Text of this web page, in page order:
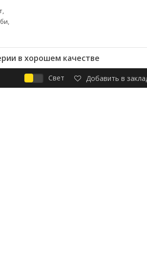
в хорошем качестве
Свет Добавить в